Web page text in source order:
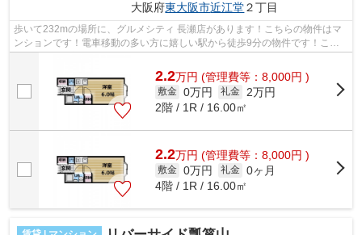
大阪府東大阪市近江堂２丁目
歩いて232mの場所に、グルメシティ 長瀬店があります！こちらの物件はマ
ンションです！電車移動の多い方に嬉しい駅から徒歩9分の物件です！こち
2.2万円 (管理費等：8,000円 )
敷金 0万円 礼金
2万円
2階 / 1R / 16.00㎡
2.2万円 (管理費等：8,000円 )
敷金 0万円 礼金 0ヶ月
4階 / 1R / 16.00㎡